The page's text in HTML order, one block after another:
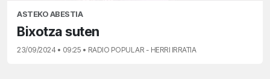
ASTEKO ABESTIA
Bixotza suten
23/09/2024 • 09:25 • RADIO POPULAR - HERRI IRRATIA